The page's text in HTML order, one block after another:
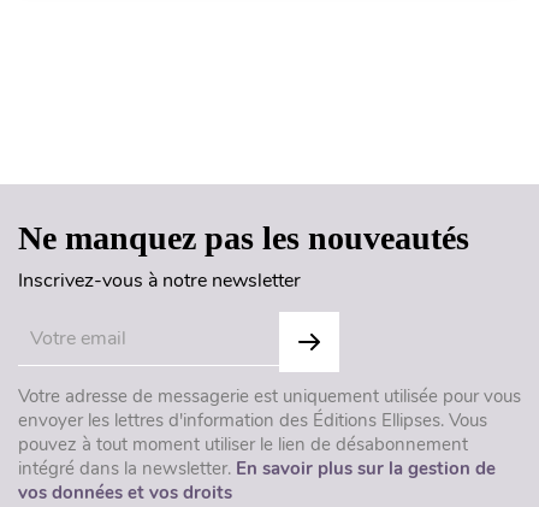
Ne manquez pas les nouveautés
Inscrivez-vous à notre newsletter
Votre adresse de messagerie est uniquement utilisée pour vous
envoyer les lettres d'information des Éditions Ellipses. Vous
pouvez à tout moment utiliser le lien de désabonnement
intégré dans la newsletter. En savoir plus sur la gestion de
vos données et vos droits